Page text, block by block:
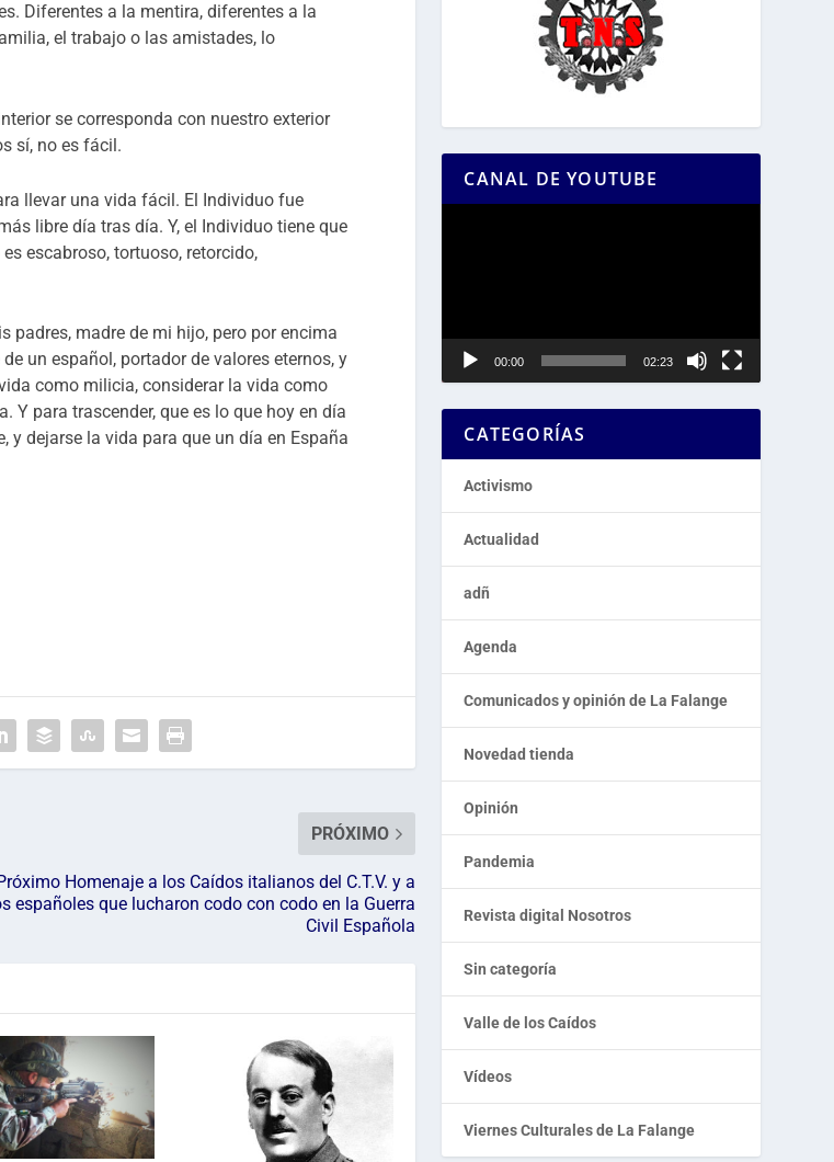
Diferentes a la mentira, diferentes a la
el trabajo o las amistades, lo
se corresponda con nuestro exterior
sí, no es fácil.
llevar una vida fácil. El Individuo fue
libre día tras día. Y, el Individuo tiene que
escabroso, tortuoso, retorcido,
padres, madre de mi hijo, pero por encima
un español, portador de valores eternos, y
como milicia, considerar la vida como
Y para trascender, que es lo que hoy en día
y dejarse la vida para que un día en España
PRÓXIMO
Homenaje a los Caídos italianos del C.T.V. y a
españoles que lucharon codo con codo en la Guerra
Civil Española
CANAL DE YOUTUBE
00:00 02:23
CATEGORÍAS
Activismo
Actualidad
adñ
Agenda
Comunicados y opinión de La Falange
Novedad tienda
Opinión
Pandemia
Revista digital Nosotros
Sin categoría
Valle de los Caídos
Vídeos
Viernes Culturales de La Falange